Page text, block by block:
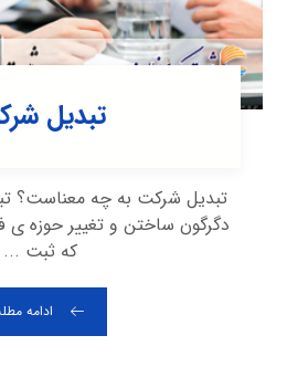
تبدیل
تبدیل شرکت به چه معناست؟
که ثبت ...
ادامه